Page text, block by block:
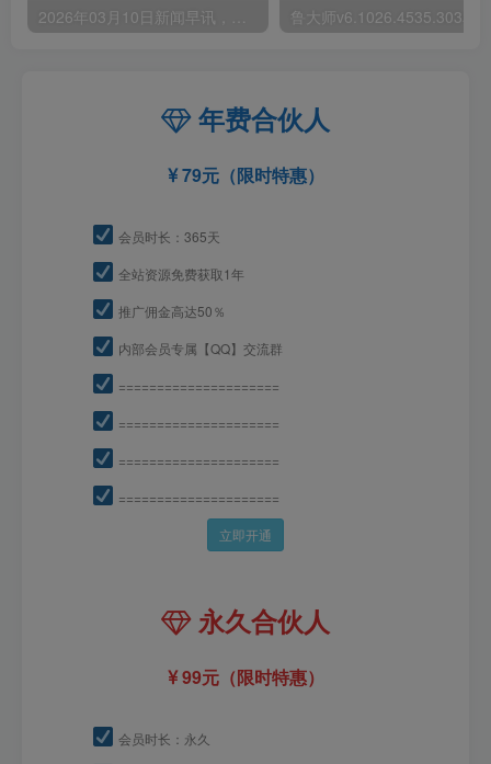
年费合伙人
79元（限时特惠）
会员时长：365天
全站资源免费获取1年
推广佣金高达50％
内部会员专属【QQ】交流群
=====================
=====================
=====================
=====================
立即开通
永久合伙人
99元（限时特惠）
会员时长：永久